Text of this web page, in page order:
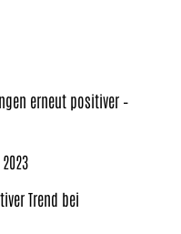
erneut positiver –
Trend bei